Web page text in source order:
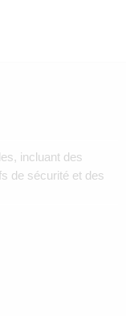
incluant des
de sécurité et des